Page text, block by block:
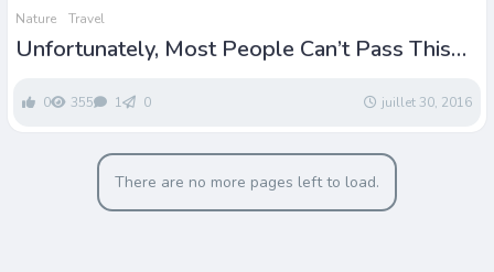
Nature Travel
Unfortunately, Most People Can’t Pass This
0 355 1 0 juillet 30, 2016
There are no more pages left to load.